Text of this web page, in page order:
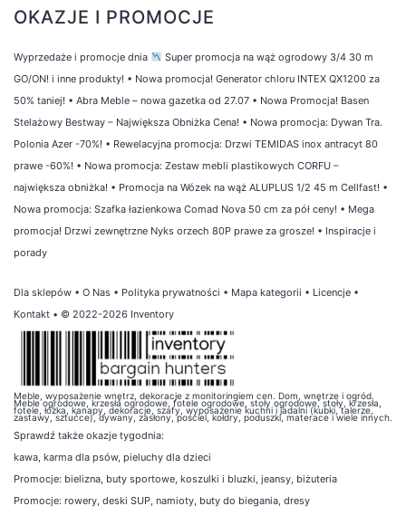
OKAZJE I PROMOCJE
Wyprzedaże i promocje dnia
Super promocja na wąż ogrodowy 3/4 30 m
GO/ON! i inne produkty! • Nowa promocja! Generator chloru INTEX QX1200 za
50% taniej! • Abra Meble – nowa gazetka od 27.07 • Nowa Promocja! Basen
Stelażowy Bestway – Największa Obniżka Cena! • Nowa promocja: Dywan Tra.
Polonia Azer -70%! • Rewelacyjna promocja: Drzwi TEMIDAS inox antracyt 80
prawe -60%! • Nowa promocja: Zestaw mebli plastikowych CORFU –
największa obniżka! • Promocja na Wózek na wąż ALUPLUS 1/2 45 m Cellfast! •
Nowa promocja: Szafka łazienkowa Comad Nova 50 cm za pół ceny! • Mega
promocja! Drzwi zewnętrzne Nyks orzech 80P prawe za grosze! • Inspiracje i
porady
Dla sklepów • O Nas • Polityka prywatności • Mapa kategorii • Licencje •
Kontakt • © 2022-2026 Inventory
Meble, wyposażenie wnętrz, dekoracje z monitoringiem cen. Dom, wnętrze i ogród.
Meble ogrodowe, krzesła ogrodowe, fotele ogrodowe, stoły ogrodowe, stoły, krzesła,
fotele, łóżka, kanapy, dekoracje, szafy, wyposażenie kuchni i jadalni (kubki, talerze,
zastawy, sztućce), dywany, zasłony, pościel, kołdry, poduszki, materace i wiele innych.
Sprawdź także okazje tygodnia:
kawa, karma dla psów, pieluchy dla dzieci
Promocje: bielizna, buty sportowe, koszulki i bluzki, jeansy, biżuteria
Promocje: rowery, deski SUP, namioty, buty do biegania, dresy